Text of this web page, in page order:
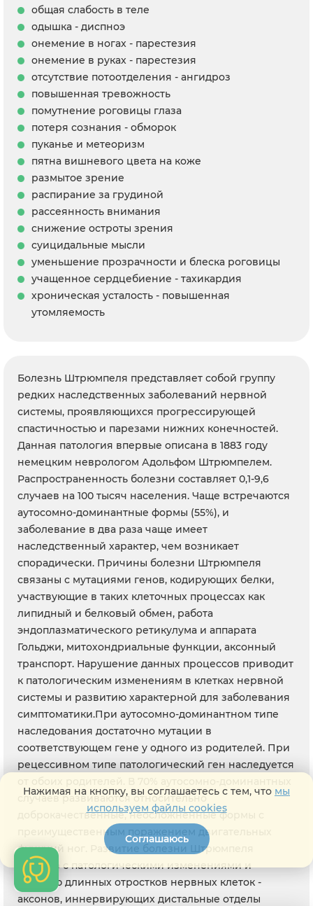
общая слабость в теле
одышка - диспноэ
онемение в ногах - парестезия
онемение в руках - парестезия
отсутствие потоотделения - ангидроз
повышенная тревожность
помутнение роговицы глаза
потеря сознания - обморок
пуканье и метеоризм
пятна вишневого цвета на коже
размытое зрение
распирание за грудиной
рассеянность внимания
снижение остроты зрения
суицидальные мысли
уменьшение прозрачности и блеска роговицы
учащенное сердцебиение - тахикардия
хроническая усталость - повышенная
утомляемость
Болезнь Штрюмпеля представляет собой группу
редких наследственных заболеваний нервной
системы, проявляющихся прогрессирующей
спастичностью и парезами нижних конечностей.
Данная патология впервые описана в 1883 году
немецким неврологом Адольфом Штрюмпелем.
Распространенность болезни составляет 0,1-9,6
случаев на 100 тысяч населения. Чаще встречаются
аутосомно-доминантные формы (55%), и
заболевание в два раза чаще имеет
наследственный характер, чем возникает
спорадически. Причины болезни Штрюмпеля
связаны с мутациями генов, кодирующих белки,
участвующие в таких клеточных процессах как
липидный и белковый обмен, работа
эндоплазматического ретикулума и аппарата
Гольджи, митохондриальные функции, аксонный
транспорт. Нарушение данных процессов приводит
к патологическим изменениям в клетках нервной
системы и развитию характерной для заболевания
симптоматики.При аутосомно-доминантном типе
наследования достаточно мутации в
соответствующем гене у одного из родителей. При
рецессивном типе патологический ген наследуется
случаев развиваются относительно
доброкачественные, неосложненные формы с
преимущественным поражением двигательных
функций ног. Развитие болезни Штрюмпеля
связано с патологическими изменениями и
гибелью длинных отростков нервных клеток -
аксонов, иннервирующих дистальные отделы
Нажимая на кнопку, вы соглашаетесь с тем, что мы
используем файлы cookies
Соглашаюсь